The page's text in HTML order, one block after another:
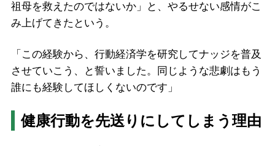
祖母を救えたのではないか」と、やるせない感情がこ
み上げてきたという。
「この経験から、行動経済学を研究してナッジを普及
させていこう、と誓いました。同じような悲劇はもう
誰にも経験してほしくないのです」
健康行動を先送りにしてしまう理由